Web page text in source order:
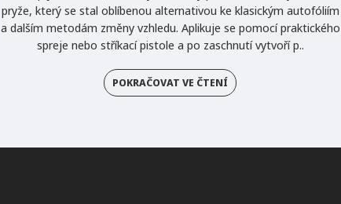
pryže, který se stal oblíbenou alternativou ke klasickým autofóliím
a dalším metodám změny vzhledu. Aplikuje se pomocí praktického
spreje nebo stříkací pistole a po zaschnutí vytvoří p..
POKRAČOVAT VE ČTENÍ